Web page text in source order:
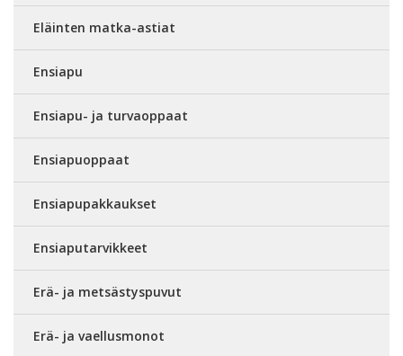
Eläinten matka-astiat
Ensiapu
Ensiapu- ja turvaoppaat
Ensiapuoppaat
Ensiapupakkaukset
Ensiaputarvikkeet
Erä- ja metsästyspuvut
Erä- ja vaellusmonot